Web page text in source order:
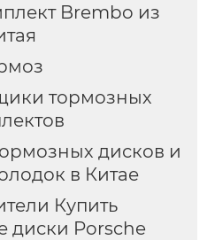
Brembo из
тормозных
дисков и
в Китае
Купить
диски Porsche